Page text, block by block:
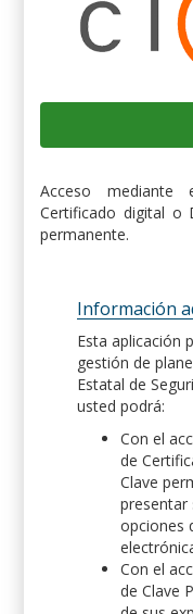
Acceso
Certificado digital o
permanente.
Información
Esta aplicación
gestión de
Estatal de
usted podrá:
Con el
de
Clave
presentar
opciones
Con el
de Clave